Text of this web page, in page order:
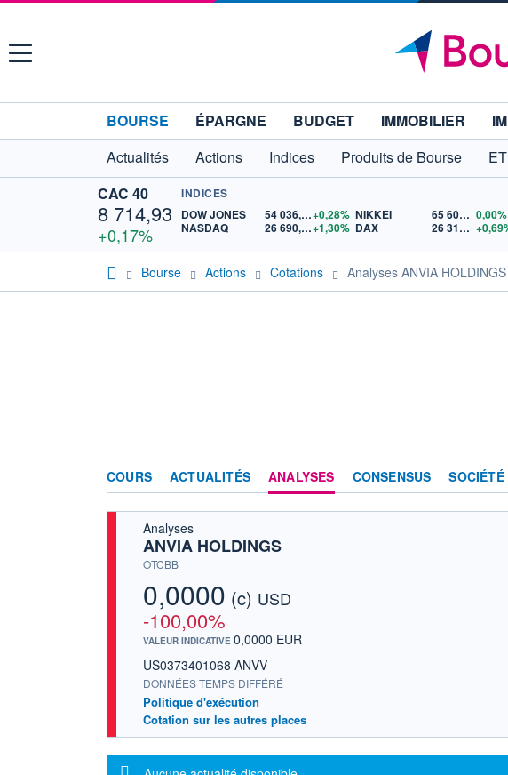
Menu
BOURSE ÉPARGNE BUDGET IMMOBILIER
Actualités
Actions Indices Produits de Bourse
CAC 40
8 714,93
+0,17%
INDICES
DOW JONES
54 036,93+0,28%
NASDAQ
26 690,62+1,30%
NIKKEI 65 606,71 0,00%
DAX
26 319,45
Bourse Actions Cotations Analyses ANVIA HOLDINGS
COURS ACTUALITÉS ANALYSES CONSENSUS SOCIÉTÉ
Analyses
ANVIA HOLDINGS
OTCBB
0,0000 (c) USD
-100,00%
VALEUR INDICATIVE 0,0000 EUR
US0373401068 ANVV
DONNÉES TEMPS DIFFÉRÉ
Politique d'exécution
Cotation sur les autres places